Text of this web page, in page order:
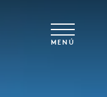
MENÚ